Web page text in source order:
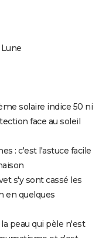
solaire indice 50 ni
face au soleil
: c'est l'astuce facile
s'y sont cassé les
en quelques
peau qui pèle n'est